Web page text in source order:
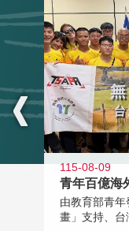
115-08-09
青年百億海
由教育部青
畫」支持、台